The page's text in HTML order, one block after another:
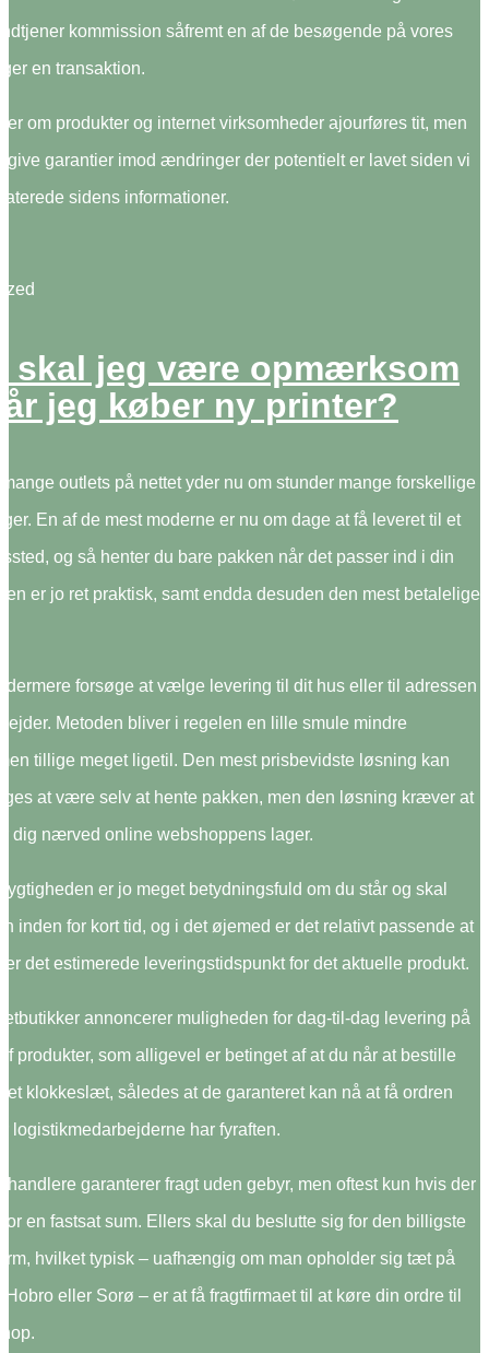
kommission såfremt en af de besøgende på vores
en transaktion.
om produkter og internet virksomheder ajourføres tit, men
give garantier imod ændringer der potentielt er lavet siden vi
sidens informationer.
skal jeg være opmærksom
jeg køber ny printer?
outlets på nettet yder nu om stunder mange forskellige
En af de mest moderne er nu om dage at få leveret til et
og så henter du bare pakken når det passer ind i din
er jo ret praktisk, samt endda desuden den mest betalelige
forsøge at vælge levering til dit hus eller til adressen
Metoden bliver i regelen en lille smule mindre
tillige meget ligetil. Den mest prisbevidste løsning kan
at være selv at hente pakken, men den løsning kræver at
dig nærved online webshoppens lager.
er jo meget betydningsfuld om du står og skal
inden for kort tid, og i det øjemed er det relativt passende at
det estimerede leveringstidspunkt for det aktuelle produkt.
annoncerer muligheden for dag-til-dag levering på
produkter, som alligevel er betinget af at du når at bestille
klokkeslæt, således at de garanteret kan nå at få ordren
logistikmedarbejderne har fyraften.
garanterer fragt uden gebyr, men oftest kun hvis der
en fastsat sum. Ellers skal du beslutte sig for den billigste
hvilket typisk – uafhængig om man opholder sig tæt på
eller Sorø – er at få fragtfirmaet til at køre din ordre til